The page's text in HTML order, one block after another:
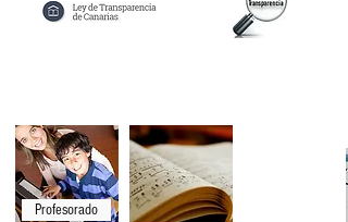
Profesorado